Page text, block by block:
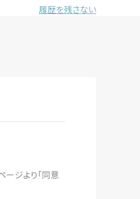
履歴を残さない
ージより「同意